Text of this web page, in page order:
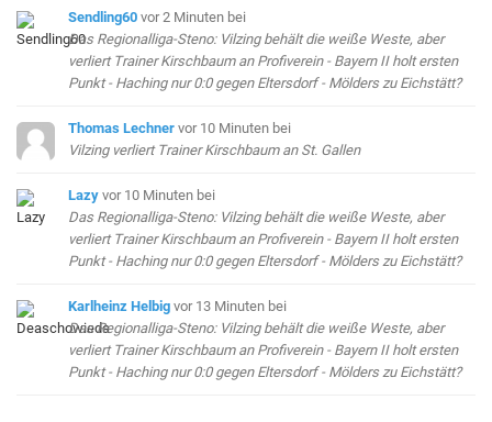
Sendling60 vor 2 Minuten bei
Das Regionalliga-Steno: Vilzing behält die weiße Weste, aber
verliert Trainer Kirschbaum an Profiverein - Bayern II holt ersten
Punkt - Haching nur 0:0 gegen Eltersdorf - Mölders zu Eichstätt?
Thomas Lechner vor 10 Minuten bei
Vilzing verliert Trainer Kirschbaum an St. Gallen
Lazy vor 10 Minuten bei
Das Regionalliga-Steno: Vilzing behält die weiße Weste, aber
verliert Trainer Kirschbaum an Profiverein - Bayern II holt ersten
Punkt - Haching nur 0:0 gegen Eltersdorf - Mölders zu Eichstätt?
Karlheinz Helbig vor 13 Minuten bei
Das Regionalliga-Steno: Vilzing behält die weiße Weste, aber
verliert Trainer Kirschbaum an Profiverein - Bayern II holt ersten
Punkt - Haching nur 0:0 gegen Eltersdorf - Mölders zu Eichstätt?